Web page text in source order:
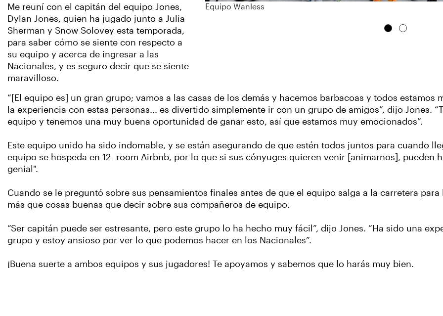
Me reuní con el capitán del equipo Jones,
Dylan Jones, quien ha jugado junto a Julia
Sherman y Snow Solovey esta temporada,
para saber cómo se siente con respecto a
su equipo y acerca de ingresar a las
Nacionales, y es seguro decir que se siente
maravilloso.
Equipo Wanless
“[El equipo es] un gran grupo; vamos a las casas de los demás y hacemos barbacoas y todos
la experiencia con estas personas... es divertido simplemente ir con un grupo de amigos”, dijo Jones.
equipo y tenemos una muy buena oportunidad de ganar esto, así que estamos muy emocionados”.
Este equipo unido ha sido indomable, y se están asegurando de que estén todos juntos para cuando
equipo se hospeda en 12 -room Airbnb, por lo que si sus cónyuges quieren venir [animarnos], pueden
genial".
Cuando se le preguntó sobre sus pensamientos finales antes de que el equipo salga a la carretera
más que cosas buenas que decir sobre sus compañeros de equipo.
“Ser capitán puede ser estresante, pero este grupo lo ha hecho muy fácil”, dijo Jones. “Ha sido una
grupo y estoy ansioso por ver lo que podemos hacer en los Nacionales”.
¡Buena suerte a ambos equipos y sus jugadores! Te apoyamos y sabemos que lo harás muy bien.